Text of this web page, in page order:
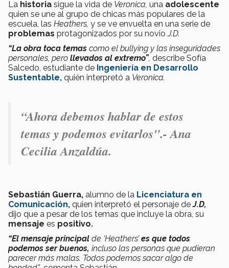
La historia sigue la vida de Veronica, una adolescente
quien se une al grupo de chicas más populares de la
escuela, las Heathers, y se ve envuelta en una serie de
problemas protagonizados por su novioJ.D.
“La obra toca temas como el bullying y las inseguridades
personales, pero llevados al extremo”, describe Sofía
Salcedo, estudiante de Ingeniería en Desarrollo
Sustentable, quién interpretó a Veronica.
“Ahora debemos hablar de estos
temas y podemos evitarlos".- Ana
Cecilia Anzaldúa.
Sebastián Guerra, alumno de la Licenciatura en
Comunicación, quien interpretó el personaje deJ.D,
dijo que a pesar de los temas que incluye la obra, su
mensaje es positivo.
“El mensaje principal de ‘Heathers’es que todos
podemos ser buenos, incluso las personas que pudieran
parecer más malas. Todos podemos sacar algo de